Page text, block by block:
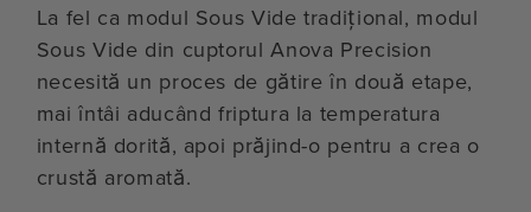
La fel ca modul Sous Vide tradițional, modul
Sous Vide din cuptorul Anova Precision
necesită un proces de gătire în două etape,
mai întâi aducând friptura la temperatura
internă dorită, apoi prăjind-o pentru a crea o
crustă aromată.